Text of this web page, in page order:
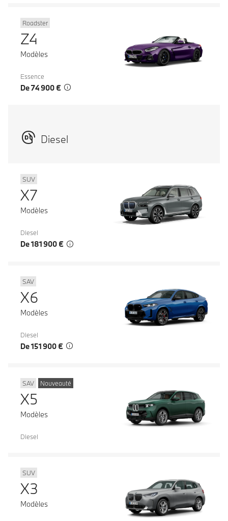
Roadster
Z4
Modèles
Essence
De 74 900 €
Diesel
SUV
X7
Modèles
Diesel
De 181 900 €
SAV
X6
Modèles
Diesel
De 151 900 €
SAV Nouveauté
X5
Modèles
Diesel
SUV
X3
Modèles